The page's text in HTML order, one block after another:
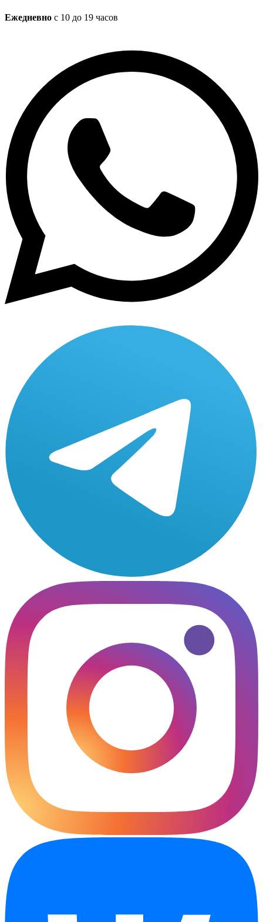
Ежедневно с 10 до 19 часов